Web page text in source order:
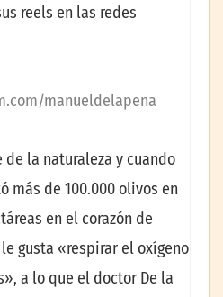
reels en las redes
manueldelapena
de la naturaleza y cuando
más de 100.000 olivos en
en el corazón de
gusta «respirar el oxígeno
a lo que el doctor De la